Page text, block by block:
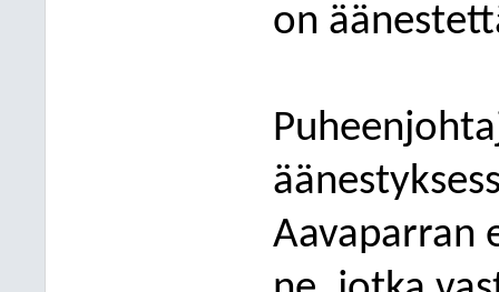
on
Aavaparran